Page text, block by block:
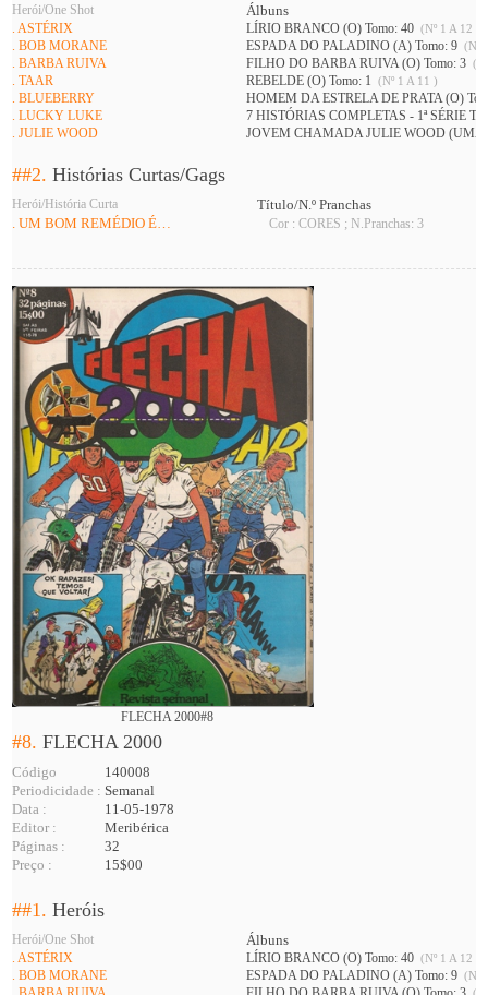
Herói/One Shot Álbuns
. ASTÉRIX LÍRIO BRANCO (O) Tomo: 40 (Nº 1 A 12 )
. BOB MORANE ESPADA DO PALADINO (A) Tomo: 9 (Nº
. BARBA RUIVA FILHO DO BARBA RUIVA (O) Tomo: 3
. TAAR REBELDE (O) Tomo: 1 (Nº 1 A 11 )
. BLUEBERRY
HOMEM DA ESTRELA DE PRATA (O)
. LUCKY LUKE
7 HISTÓRIAS COMPLETAS - 1ª SÉRIE
. JULIE WOOD
JOVEM CHAMADA JULIE WOOD
##2.Histórias Curtas/Gags
Herói/História Curta
Título/N.º Pranchas
. UM BOM REMÉDIO É…
Cor : CORES ; N.Pranchas: 3
FLECHA 2000#8
#8.FLECHA 2000
Código
140008
Periodicidade : Semanal
Data :
11-05-1978
Editor :
Meribérica
Páginas :
32
Preço :
15$00
##1.Heróis
Herói/One Shot Álbuns
. ASTÉRIX LÍRIO BRANCO (O) Tomo: 40 (Nº 1 A 12 )
. BOB MORANE ESPADA DO PALADINO (A) Tomo: 9 (Nº